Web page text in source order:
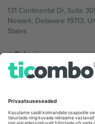
131 Continental Dr, Suite
Newark, Delaware 19713,
States
Bulgaria
Regus Sofia City West, bul
Totleben 53-55, 1606 Sofia,
Mexico